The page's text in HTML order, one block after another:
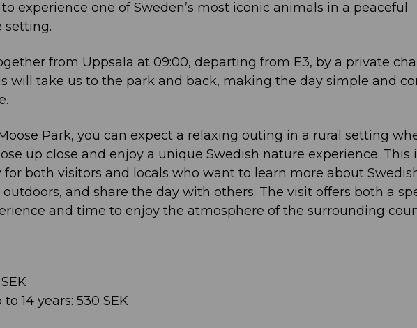
experience one of Sweden’s most iconic animals in a peaceful
setting.
from Uppsala at 09:00, departing from E3, by a private
will take us to the park and back, making the day simple and
Park, you can expect a relaxing outing in a rural setting
up close and enjoy a unique Swedish nature experience. This
both visitors and locals who want to learn more about
and share the day with others. The visit offers both a
and time to enjoy the atmosphere of the surrounding
14 years: 530 SEK